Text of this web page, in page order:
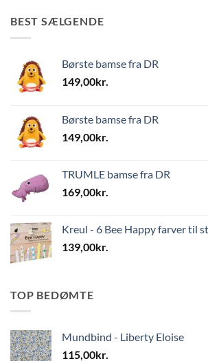
BEST SÆLGENDE
Børste bamse fra DR
149,00kr.
Børste bamse fra DR
149,00kr.
TRUMLE bamse fra DR
169,00kr.
Kreul - 6 Bee Happy farver til
139,00kr.
TOP BEDØMTE
Mundbind - Liberty Eloise
115,00kr.